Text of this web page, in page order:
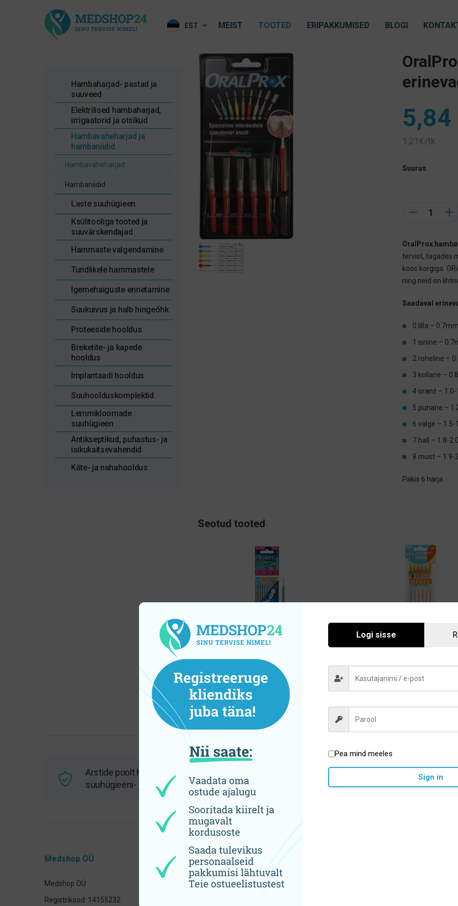
MEIST TOOTED ERIPAKKUMISED BLOGI
EST
Hambaharjad- pastad ja
suuveed
Elektrilised hambaharjad,
irrigaatorid ja otsikud
Hambavaheharjad ja
hambaniidid
Hambavaheharjad
Hambaniidid
Laste suuhügieen
Ksülitooliga tooted ja
suuvärskendajad
Hammaste valgendamine
Tundlikele hammastele
Igemehaiguste ennetamine
Suukuivus ja halb hingeõhk
Proteeside hooldus
Breketite- ja kapede
hooldus
Implantaadi hooldus
Suuhoolduskomplektid
Lemmikloomade
suuhügieen
Antikseptikud, puhastus- ja
isikukaitsevahendid
Käte- ja nahahooldus
5,84
1,21€/tk
Suurus
OralProx
tervist, tagades
koos korgiga.
ning neid on
Saadaval
0 lilla – 0.7mm
1 sinine –
2 roheline –
3 kollane –
4 oranž –
5 punane –
6 valge – 1.5-
7 hall – 1.8-
8 must – 1.9-
Pakis 6 harja
Seotud tooted
Piksters hambavaheharjad 10tk,
erinevad suurused
5,95
Sellel
tootel
on
hambatikud 36tk,
Vali
Sellel
teha
Arstide poolt heaks kiidetud
suuhügieeni- ja tervisetooted
Medshop OÜ
Medshop OÜ
Registrikood: 14155232
Tootekategooriad
Hambaharjad- pastad ja suuveed
Logi sisse
Pea mind meeles
Sign in